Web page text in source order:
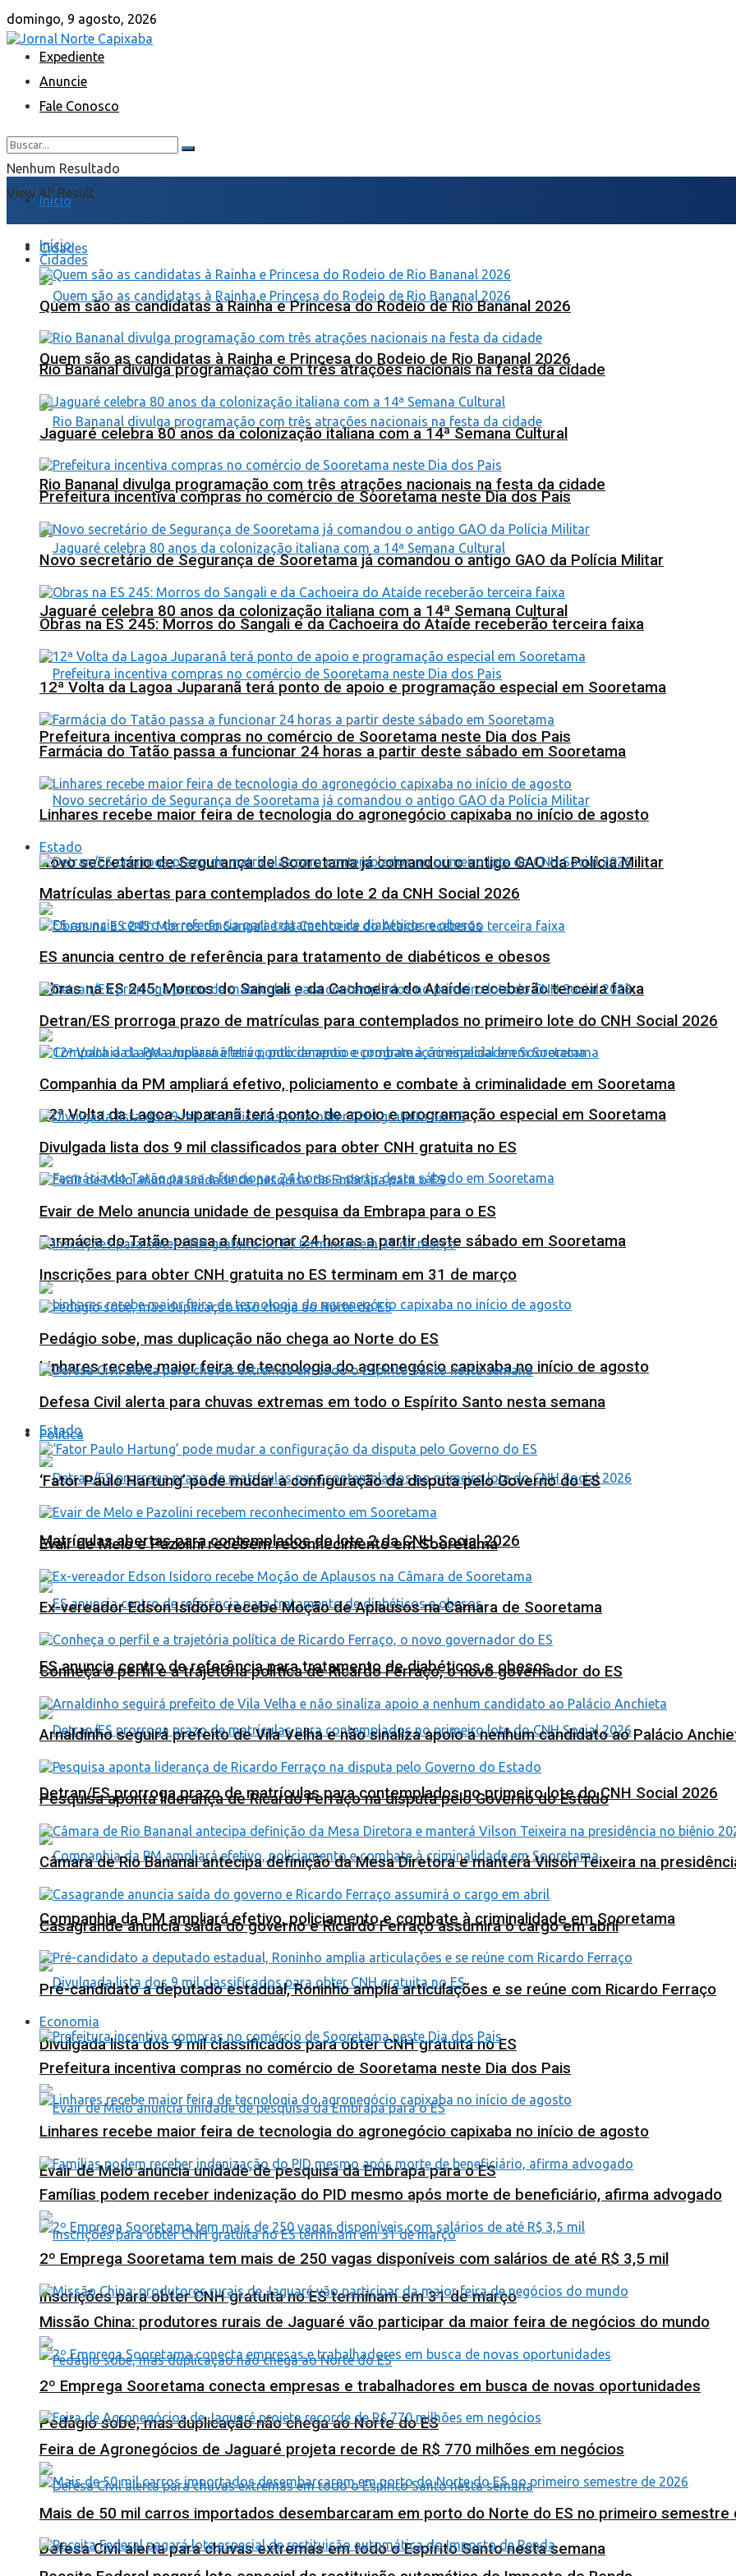
domingo, 9 agosto, 2026
Expediente
Anuncie
Fale Conosco
Nenhum Resultado
View All Result
Início
Cidades
Quem são as candidatas à Rainha e Princesa do Rodeio de Rio Bananal 2026
Rio Bananal divulga programação com três atrações nacionais na festa da cidade
Jaguaré celebra 80 anos da colonização italiana com a 14ª Semana Cultural
Prefeitura incentiva compras no comércio de Sooretama neste Dia dos Pais
Novo secretário de Segurança de Sooretama já comandou o antigo GAO da Polícia Militar
Obras na ES 245: Morros do Sangali e da Cachoeira do Ataíde receberão terceira faixa
12ª Volta da Lagoa Juparanã terá ponto de apoio e programação especial em Sooretama
Farmácia do Tatão passa a funcionar 24 horas a partir deste sábado em Sooretama
Linhares recebe maior feira de tecnologia do agronegócio capixaba no início de agosto
Estado
Matrículas abertas para contemplados do lote 2 da CNH Social 2026
ES anuncia centro de referência para tratamento de diabéticos e obesos
Detran/ES prorroga prazo de matrículas para contemplados no primeiro lote do CNH Social 2026
Companhia da PM ampliará efetivo, policiamento e combate à criminalidade em Sooretama
Divulgada lista dos 9 mil classificados para obter CNH gratuita no ES
Evair de Melo anuncia unidade de pesquisa da Embrapa para o ES
Inscrições para obter CNH gratuita no ES terminam em 31 de março
Pedágio sobe, mas duplicação não chega ao Norte do ES
Defesa Civil alerta para chuvas extremas em todo o Espírito Santo nesta semana
Início
Cidades
Quem são as candidatas à Rainha e Princesa do Rodeio de Rio Bananal 2026
Rio Bananal divulga programação com três atrações nacionais na festa da cidade
Jaguaré celebra 80 anos da colonização italiana com a 14ª Semana Cultural
Prefeitura incentiva compras no comércio de Sooretama neste Dia dos Pais
Novo secretário de Segurança de Sooretama já comandou o antigo GAO da Polícia Militar
Obras na ES 245: Morros do Sangali e da Cachoeira do Ataíde receberão terceira faixa
12ª Volta da Lagoa Juparanã terá ponto de apoio e programação especial em Sooretama
Farmácia do Tatão passa a funcionar 24 horas a partir deste sábado em Sooretama
Linhares recebe maior feira de tecnologia do agronegócio capixaba no início de agosto
Estado
Matrículas abertas para contemplados do lote 2 da CNH Social 2026
ES anuncia centro de referência para tratamento de diabéticos e obesos
Detran/ES prorroga prazo de matrículas para contemplados no primeiro lote do CNH Social 2026
Companhia da PM ampliará efetivo, policiamento e combate à criminalidade em Sooretama
Divulgada lista dos 9 mil classificados para obter CNH gratuita no ES
Evair de Melo anuncia unidade de pesquisa da Embrapa para o ES
Inscrições para obter CNH gratuita no ES terminam em 31 de março
Pedágio sobe, mas duplicação não chega ao Norte do ES
Defesa Civil alerta para chuvas extremas em todo o Espírito Santo nesta semana
Política
‘Fator Paulo Hartung’ pode mudar a configuração da disputa pelo Governo do ES
Evair de Melo e Pazolini recebem reconhecimento em Sooretama
Ex-vereador Edson Isidoro recebe Moção de Aplausos na Câmara de Sooretama
Conheça o perfil e a trajetória política de Ricardo Ferraço, o novo governador do ES
Arnaldinho seguirá prefeito de Vila Velha e não sinaliza apoio a nenhum candidato ao Palácio
Pesquisa aponta liderança de Ricardo Ferraço na disputa pelo Governo do Estado
Câmara de Rio Bananal antecipa definição da Mesa Diretora e manterá Vilson Teixeira na
Casagrande anuncia saída do governo e Ricardo Ferraço assumirá o cargo em abril
Pré-candidato a deputado estadual, Roninho amplia articulações e se reúne com Ricardo Ferraço
Economia
Prefeitura incentiva compras no comércio de Sooretama neste Dia dos Pais
Linhares recebe maior feira de tecnologia do agronegócio capixaba no início de agosto
Famílias podem receber indenização do PID mesmo após morte de beneficiário, afirma advogado
2º Emprega Sooretama tem mais de 250 vagas disponíveis com salários de até R$ 3,5 mil
Missão China: produtores rurais de Jaguaré vão participar da maior feira de negócios do mundo
2º Emprega Sooretama conecta empresas e trabalhadores em busca de novas oportunidades
Feira de Agronegócios de Jaguaré projeta recorde de R$ 770 milhões em negócios
Mais de 50 mil carros importados desembarcaram em porto do Norte do ES no primeiro semestre